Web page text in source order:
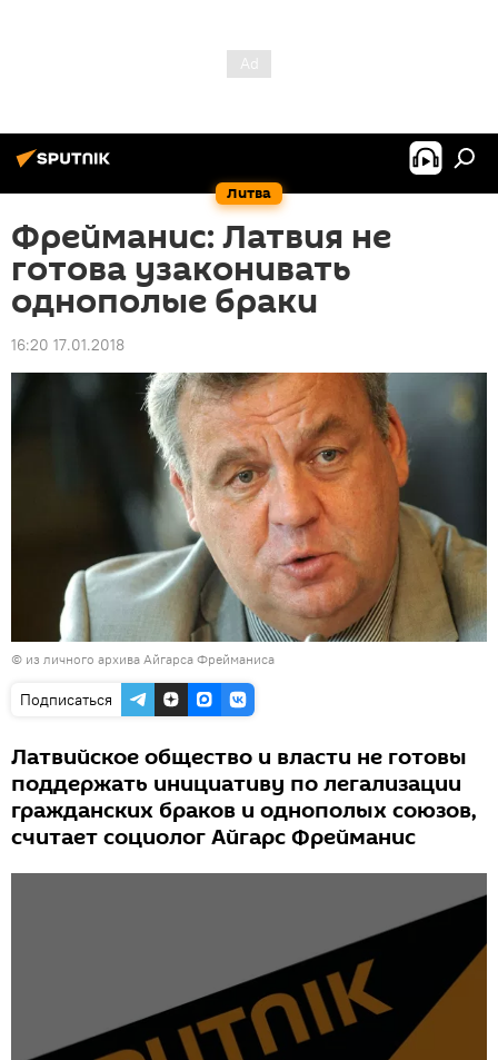
Литва
Фрейманис: Латвия не
готова узаконивать
однополые браки
16:20 17.01.2018
© из личного архива Айгарса Фрейманиса
Подписаться
Латвийское общество и власти не готовы
поддержать инициативу по легализации
гражданских браков и однополых союзов,
считает социолог Айгарс Фрейманис